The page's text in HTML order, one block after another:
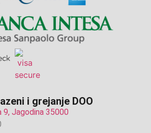
i grejanje DOO
9, Jagodina 35000